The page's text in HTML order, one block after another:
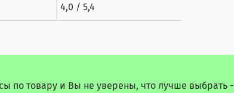
4,0 / 5,4
по товару и Вы не уверены, что лучше выбрать -